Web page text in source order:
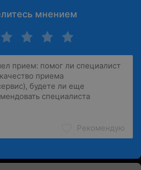
мнением
Рекомендую